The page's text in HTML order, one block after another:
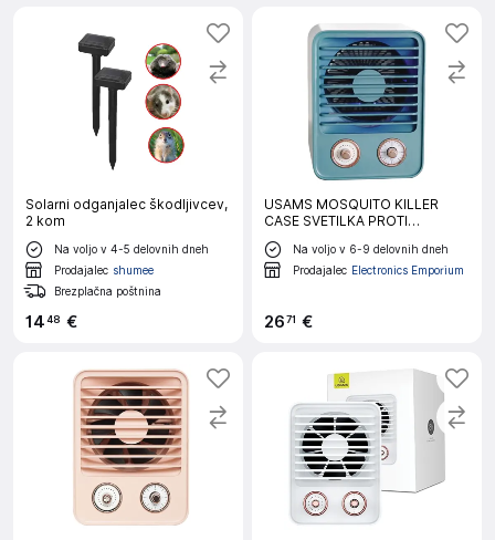
Solarni odganjalec škodljivcev,
2 kom
Na voljo v 4-5 delovnih dneh
Prodajalec shumee
Brezplačna poštnina
1448 €
USAMS MOSQUITO KILLER
CASE SVETILKA PROTI
KOMARJEM ZA ZB62MWD03
MODRANa voljo v 6-9 delovnih dneh
Prodajalec Electronics Emporium
2671 €